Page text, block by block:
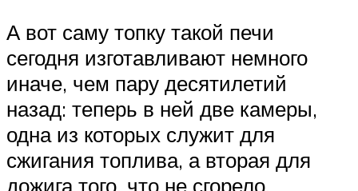
А вот саму топку такой печи
сегодня изготавливают немного
иначе, чем пару десятилетий
назад: теперь в ней две камеры,
одна из которых служит для
сжигания топлива, а вторая для
дожига того, что не сгорело,